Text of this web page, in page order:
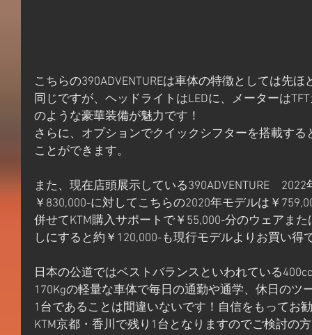
こちらの390ADVENTUREは車体の特徴としては先ほ
同じですが、ヘッドライトはLEDに、メーターは
のような豪華装備が魅力です！
さらに、オプションでクイックシフターを搭載す
ことができます。
また、現在店頭展示している390ADVENTURE　
￥830,000-に対してこちらの2020年モデルは￥
併せてKTM購入サポートで￥55,000-分のウェアま
しにすると約￥120,000-も現行モデルよりお買い得
日本の公道ではベストバランスといわれている
170Kgの軽量な車体で毎日の通勤や通学、休日のツ
1台であることは間違いないです！自信をもってお
KTM京都・香川で残り1台となりますのでご検討の